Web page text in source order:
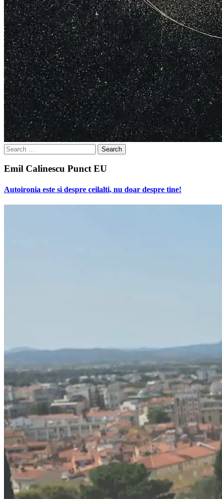
Search
for:
Emil Calinescu Punct EU
Autoironia este si despre ceilalti, nu doar despre tine!